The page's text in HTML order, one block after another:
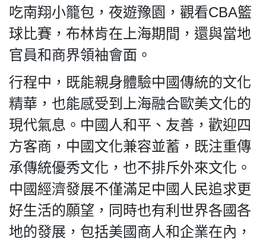
吃南翔小籠包，夜遊豫園，觀看CBA籃
球比賽，布林肯在上海期間，還與當地
官員和商界領袖會面。
行程中，既能親身體驗中國傳統的文化
精華，也能感受到上海融合歐美文化的
現代氣息。中國人和平、友善，歡迎四
方客商，中國文化兼容並蓄，既注重傳
承傳統優秀文化，也不排斥外來文化。
中國經濟發展不僅滿足中國人民追求更
好生活的願望，同時也有利世界各國各
地的發展，包括美國商人和企業在內，